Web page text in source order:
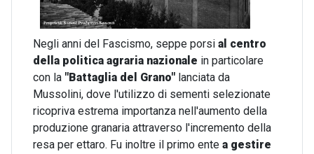
Negli anni del Fascismo, seppe porsi al centro
della politica agraria nazionale in particolare
con la "Battaglia del Grano" lanciata da
Mussolini, dove l'utilizzo di sementi selezionate
ricopriva estrema importanza nell'aumento della
produzione granaria attraverso l'incremento della
resa per ettaro. Fu inoltre il primo ente a gestire